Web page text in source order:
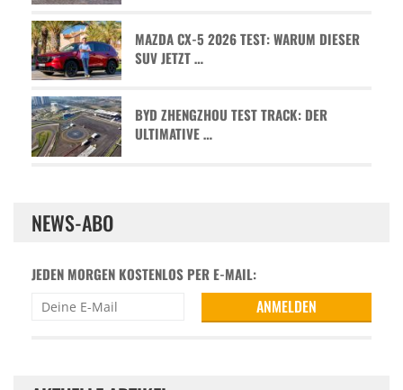
MAZDA CX-5 2026 TEST: WARUM DIESER
SUV JETZT …
BYD ZHENGZHOU TEST TRACK: DER
ULTIMATIVE …
NEWS-ABO
JEDEN MORGEN KOSTENLOS PER E-MAIL: